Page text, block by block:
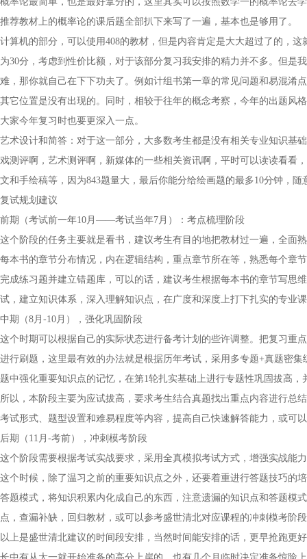
推荐教材上的概率论的课后题全部扒下来写了一遍，基本也是够用了。
计算机的部分，可以使用408的教材，但是内容肯定是大大超过了的，
为30分，考虑到性价比额，对于该部分复习我安排的精力并不多。但
难，那你就自己在下下功夫了。例如计组书第一章的常见问题和易混淆
其它位置是没有出现的。同时，相较于往年的概念考察，今年的出题风
大家今年复习时也要更深入一点。
艺术设计和简答：对于这一部分，大多数考生都是没有相关专业知识基
戏测评啊，艺术测评啊，新媒体的一些相关资讯啊，平时可以读读看看
文和手绘稿等，因为843题量大，最后你能分给绘画题的最多10分钟，
复试规划建议
前期（考试前一年10月——考试当年7月）：考点梳理阶段
这个阶段的任务主要就是看书，建议考生有目的地把教材过一遍，全面
每本书的章节分布情况，内在逻辑结构，重点章节所在等，熟悉每个章
完成练习题并建立错题库，可以的话，建议考生根据每本书的章节写思
试，建立知识体系，深入理解知识点，在广度和深度上打下扎实的专业
中期（8月-10月），强化巩固阶段
这个时期可以根据自己的实际状态进行备考计划的些许调整。把复习重
进行刷题，这里最有效的办法就是根据历年考试，采用多专题+真题密
题中强化重要知识点的记忆，在第1轮扎实基础上进行专题性巩固拔高
所以，本阶段主要为应试拔高，要求考生结合真题找出重点内容进行总
考试形式、题型设置和难易程度等内容，提高自己快速解答能力，或可
后期（11月-考前），冲刺模考阶段
这个阶段需要根据考试实战要求，采用全真模拟考试方式，增强实战能
这个时候，除了温习之前的重要知识点之外，还要着重进行答题技巧的
答题模式，将知识积累内化成自己的东西，注意遗漏的知识点和答题模
点，查漏补缺，回归教材，或可以参考盛世清北对应课程的冲刺模考阶
以上是盛世清北建议的时间段安排，当然时间能安排的话，更早抢跑更